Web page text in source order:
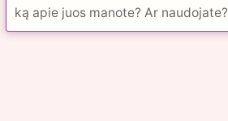
ką apie juos manote? Ar naudojate?